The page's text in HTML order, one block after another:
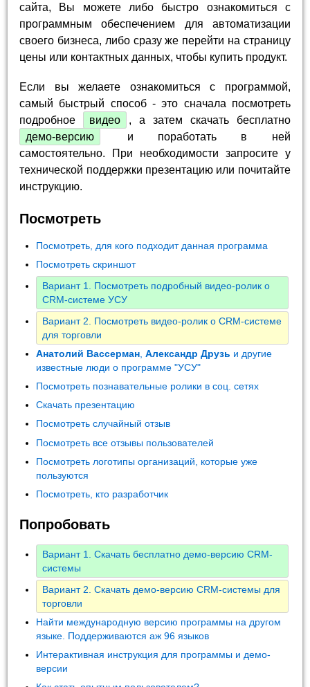
сайта, Вы можете либо быстро ознакомиться с
программным обеспечением для автоматизации
своего бизнеса, либо сразу же перейти на страницу
цены или контактных данных, чтобы купить продукт.
Если вы желаете ознакомиться с программой,
самый быстрый способ - это сначала посмотреть
подробное
видео
, а затем скачать бесплатно
демо-версию
и поработать в ней
самостоятельно. При необходимости запросите у
технической поддержки презентацию или почитайте
инструкцию.
Посмотреть
Посмотреть, для кого подходит данная программа
Посмотреть скриншот
Вариант 1. Посмотреть подробный видео-ролик о
CRM-системе УСУ
Вариант 2. Посмотреть видео-ролик о CRM-системе
для торговли
Анатолий Вассерман ,Александр Друзь и другие
известные люди о программе "УСУ"
Посмотреть познавательные ролики в соц. сетях
Скачать презентацию
Посмотреть случайный отзыв
Посмотреть все отзывы пользователей
Посмотреть логотипы организаций, которые уже
пользуются
Посмотреть, кто разработчик
Попробовать
Вариант 1. Скачать бесплатно демо-версию CRM-
системы
Вариант 2. Скачать демо-версию CRM-системы для
торговли
Найти международную версию программы на другом
языке. Поддерживаются аж 96 языков
Интерактивная инструкция для программы и демо-
версии